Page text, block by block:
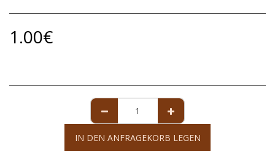
1.00€
IN DEN ANFRAGEKORB LEGEN